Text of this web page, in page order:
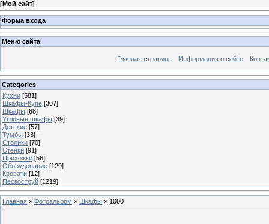
[Мой сайт]
Форма входа
Меню сайта
Главная страница Информация о сайте
Categories
Кухни [581]
Шкафы-Купе [307]
Шкафы [68]
Угловые шкафы [39]
Детские [57]
Тумбы [33]
Столики [70]
Стенки [91]
Прихожки [56]
Оборудование [129]
Кровати [12]
Пескоструй [1219]
Главная » Фотоальбом » Шкафы » 1000